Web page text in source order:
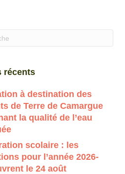
entrer pour aller à la
récents
à destination des
de Terre de Camargue
la qualité de l’eau
scolaire : les
pour l’année 2026-
le 24 août